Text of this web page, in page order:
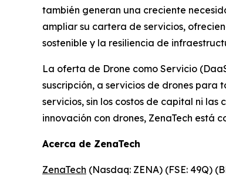
también generan una creciente
ampliar su cartera de servicios,
sostenible y la resiliencia de
La oferta de Drone como Servicio
suscripción, a servicios de drones
servicios, sin los costos de capital ni
innovación con drones, ZenaTech está
Acerca de ZenaTech
ZenaTech (Nasdaq: ZENA) (FSE: 49Q)